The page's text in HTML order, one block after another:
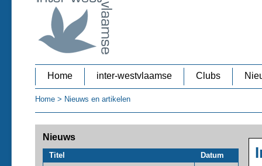
Home inter-westvlaamse Clubs
Home > Nieuws en artikelen
Nieuws
Titel
Datum